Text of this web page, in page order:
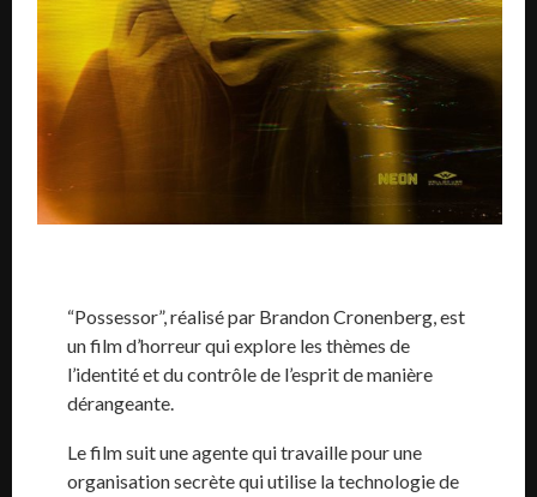
“Possessor”, réalisé par Brandon Cronenberg, est
un film d’horreur qui explore les thèmes de
l’identité et du contrôle de l’esprit de manière
dérangeante.
Le film suit une agente qui travaille pour une
organisation secrète qui utilise la technologie de